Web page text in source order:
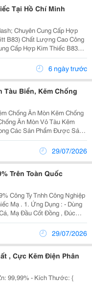
Tại Hồ Chí Minh
Chuyên Cung Cấp Hợp
Chất Lượng Cao Công
Cấp Hợp Kim Thiếc B83
Chất Lượng, Phục Vụ
Chữa Máy Móc, Đóng Tàu
6 ngày trước
Tàu Biển, Kẽm Chống
Ăn Mòn Kẽm Chống
Ăn Mòn Vỏ Tàu Kẽm
Các Sản Phẩm Được Sản
Của Công Ty Tnhh Công
Ty Chúng Tôi Là Nhà Sản
29/07/2026
Trên Toàn Quốc
: - Dùng
Mạ Đầu Cốt Đồng , Đúc
Dùng...
29/07/2026
, Cực Kẽm Điện Phân
Kích Thước: {